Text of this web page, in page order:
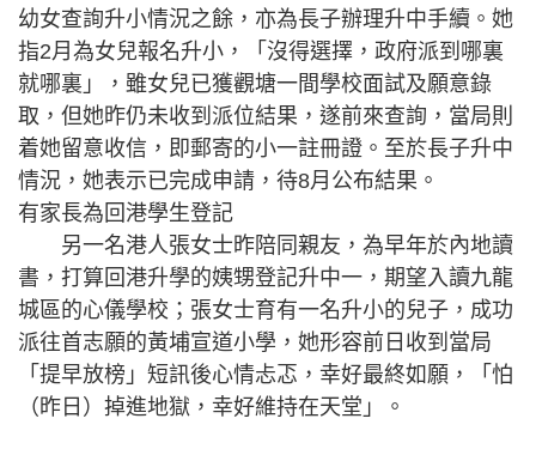
幼女查詢升小情況之餘，亦為長子辦理升中手續。她
指2月為女兒報名升小，「沒得選擇，政府派到哪裏
就哪裏」，雖女兒已獲觀塘一間學校面試及願意錄
取，但她昨仍未收到派位結果，遂前來查詢，當局則
着她留意收信，即郵寄的小一註冊證。至於長子升中
情況，她表示已完成申請，待8月公布結果。
有家長為回港學生登記
另一名港人張女士昨陪同親友，為早年於內地讀
書，打算回港升學的姨甥登記升中一，期望入讀九龍
城區的心儀學校；張女士育有一名升小的兒子，成功
派往首志願的黃埔宣道小學，她形容前日收到當局
「提早放榜」短訊後心情忐忑，幸好最終如願，「怕
（昨日）掉進地獄，幸好維持在天堂」。